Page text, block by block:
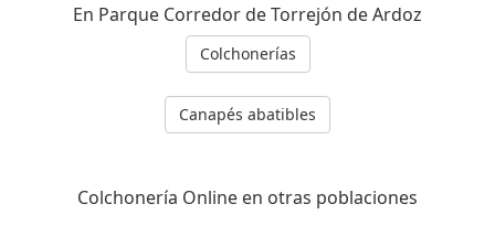
En Parque Corredor de Torrejón de Ardoz
Colchonerías
Canapés abatibles
Colchonería Online en otras poblaciones